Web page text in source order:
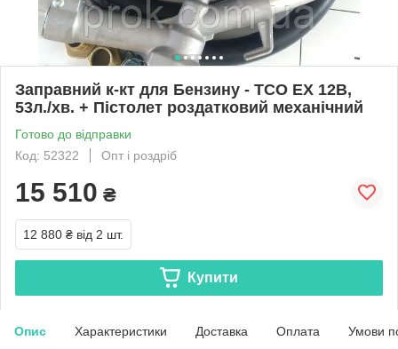
Заправний к-кт для Бензину - ТСО ЕХ 12В,
53л./хв. + Пістолет роздатковий механічний
Готово до відправки
Код: 52322
Опт і роздріб
15 510 ₴
12 880 ₴ від 2 шт.
Купити
Опис Характеристики Доставка Оплата Умови